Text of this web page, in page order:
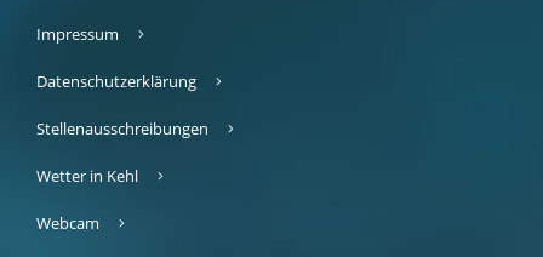
Impressum
Datenschutzerklärung
Stellenausschreibungen
Wetter in Kehl
Webcam